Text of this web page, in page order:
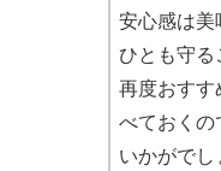
安心感は美
ひとも守る
再度おすす
べておくの
いかがでし